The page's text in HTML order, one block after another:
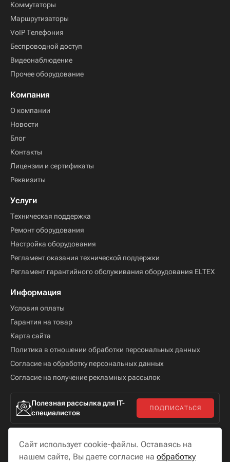
Коммутаторы
Маршрутизаторы
VoIP Телефония
Беспроводной доступ
Видеонаблюдение
Прочее оборудование
Компания
О компании
Новости
Блог
Контакты
Лицензии и сертификаты
Реквизиты
Услуги
Техническая поддержка
Ремонт оборудования
Настройка оборудования
Регламент оказания технической поддержки
Регламент гарантийного обслуживания оборудования ELTEX
Информация
Условия оплаты
Гарантия на товар
Карта сайта
Политика в отношении обработки персональных данных
Согласие на обработку персональных данных
Согласие на получение рекламных рассылок
Полезная рассылка для IT-
специалистов
ПОДПИСАТЬСЯ
Сайт использует cookie-файлы. Оставаясь на
нашем сайте, Вы даете согласие на обработку